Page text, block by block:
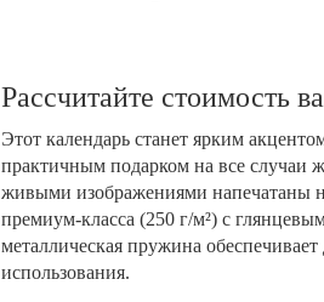
Рассчитайте стоимость
Этот календарь станет ярким
практичным подарком на все случаи
живыми изображениями напечатаны
премиум-класса (250 г/м²) с
металлическая пружина обеспечивает
использования.